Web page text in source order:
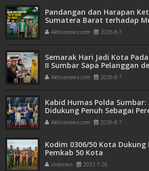
Pandangan dan Harapan
Sumatera Barat terhadap
Aktivisnews.com 2026-8-7
Semarak Hari Jadi Kota
II Sumbar Sapa Pelanggan
Apresiasi di Stasiun Padang
Aktivisnews.com 2026-8-7
Kabid Humas Polda
Didukung Penuh Sebagai
dan Kamtibmas
Aktivisnews.com 2026-8-7
Kodim 0306/50 Kota
Pemkab 50 Kota
Unknown 2022-7-26